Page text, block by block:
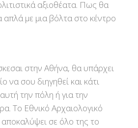
αξιοθέατα. Πως θα
απλά με μια βόλτα στο κέντρο
στην Αθήνα, θα υπάρχει
να σου διηγηθεί και κάτι
την πόλη ή για την
Το Εθνικό Αρχαιολογικό
σε όλο της το